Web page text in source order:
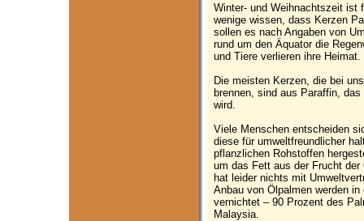
Winter- und Weihnachtszeit ist
wenige wissen, dass Kerzen
sollen es nach Angaben von
rund um den Äquator die
und Tiere verlieren ihre Heimat.
Die meisten Kerzen, die bei
brennen, sind aus Paraffin,
wird.
Viele Menschen entscheiden
diese für umweltfreundlicher
pflanzlichen Rohstoffen
um das Fett aus der Frucht
hat leider nichts mit
Anbau von Ölpalmen werden
vernichtet – 90 Prozent des
Malaysia.